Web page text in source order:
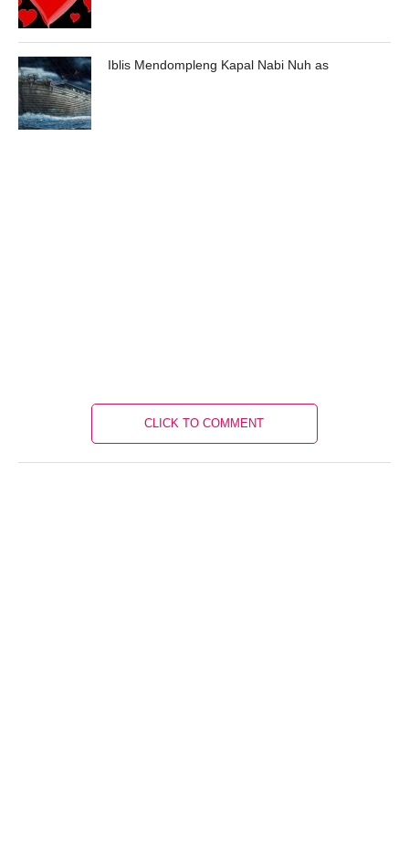
Iblis Mendompleng Kapal Nabi Nuh as
CLICK TO COMMENT